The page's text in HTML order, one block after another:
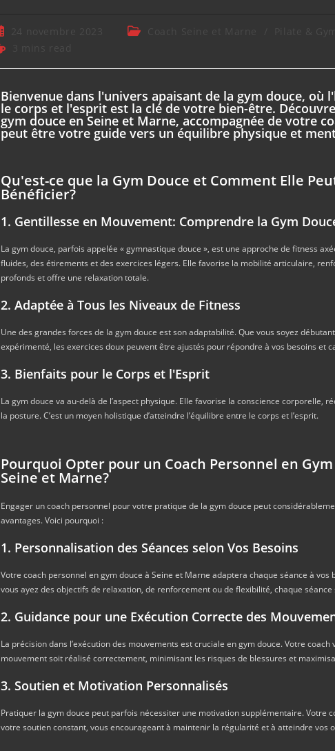
24 novembre 2023
Pilate &
3 mins read
Bienvenue dans l'univers apaisant de la gym douce, où
le corps et l'esprit est la clé de votre bien-être.
gym douce en Seine et Marne, accompagnée de votre
peut être votre guide vers un équilibre physique et
Qu'est-ce que la Gym Douce et Comment Elle
Bénéficier?
1. Gentillesse en Mouvement: Comprendre la Gym
La gym douce, parfois appelée « gymnastique douce », est une approche de fitness
fluides, des étirements et des exercices légers. Elle favorise la mobilité articulaire,
profonds et offre une relaxation totale.
2. Adaptée à Tous les Niveaux de Fitness
Une des grandes forces de la gym douce est son adaptabilité. Que vous soyez
expérimenté, les exercices doux peuvent être ajustés pour répondre à vos besoins et
3. Bienfaits pour le Corps et l'Esprit
La gym douce va au-delà de l’aspect physique. Elle favorise la conscience corporelle,
la posture. C’est un moyen holistique d’atteindre l’équilibre entre le corps et l’esprit.
Pourquoi Opter pour un Coach Personnel en
Seine et Marne?
Engager un coach personnel pour votre pratique de la gym douce peut
avantages. Voici pourquoi :
1. Personnalisation des Séances selon Vos Besoins
Votre coach personnel en gym douce à Seine et Marne adaptera chaque séance à vos
vous ayez des objectifs de relaxation, de renforcement ou de flexibilité, chaque
2. Guidance pour une Exécution Correcte des
La précision dans l’exécution des mouvements est cruciale en gym douce. Votre coach
mouvement soit réalisé correctement, minimisant les risques de blessures et
3. Soutien et Motivation Personnalisés
Pratiquer la gym douce peut parfois nécessiter une motivation supplémentaire. Votre
votre soutien constant, vous encourageant à maintenir la régularité et à atteindre vos